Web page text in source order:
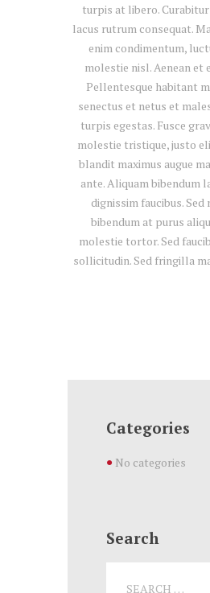
turpis at libero.
lacus rutrum consequat.
enim condimentum,
molestie nisl. Aenean et
Pellentesque habitant
senectus et netus et
turpis egestas. Fusce
molestie tristique, justo
blandit maximus augue
ante. Aliquam bibendum
dignissim faucibus. Sed
bibendum at purus
molestie tortor. Sed
sollicitudin. Sed fringilla
Categories
No categories
Search